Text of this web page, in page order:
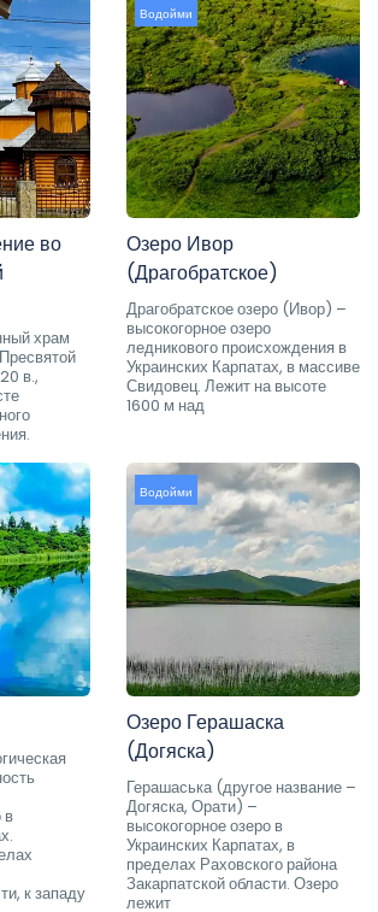
во
храм
в.,
Водойми
Озеро Ивор
(Драгобратское)
Драгобратское озеро (Ивор) –
высокогорное озеро
ледникового происхождения в
Украинских Карпатах, в массиве
Свидовец. Лежит на высоте
1600 м над
в
к западу
Водойми
Озеро Герашаска
(Догяска)
Герашаська (другое название –
Догяска, Орати) –
высокогорное озеро в
Украинских Карпатах, в
пределах Раховского района
Закарпатской области. Озеро
лежит